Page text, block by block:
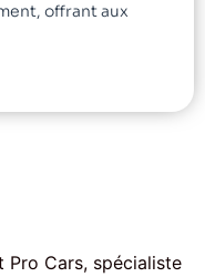
offrant aux
Pro Cars, spécialiste